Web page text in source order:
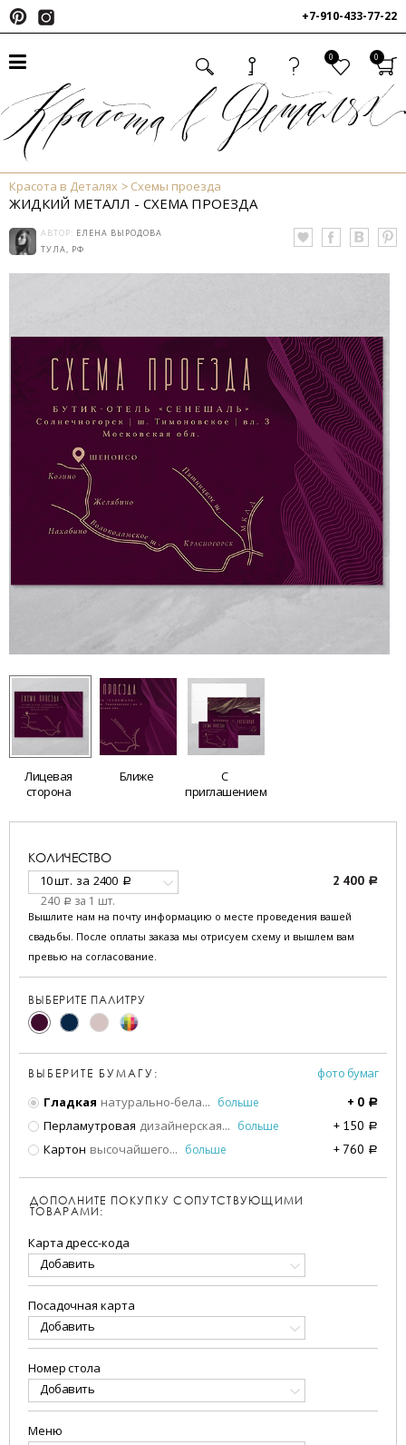
+7-910-433-77-22
0 0
Красота в Деталях Схемы проезда
ЖИДКИЙ МЕТАЛЛ - СХЕМА ПРОЕЗДА
АВТОР: ЕЛЕНА ВЫРОДОВА
ТУЛА, РФ
Лицевая
сторона
Ближе
С
приглашением
КОЛИЧЕСТВО
10 шт. за 2400 a
240 a за 1 шт.
2 400 a
Вышлите нам на почту информацию о месте проведения вашей
свадьбы. После оплаты заказа мы отрисуем схему и вышлем вам
превью на согласование.
ВЫБЕРИТЕ ПАЛИТРУ
ВЫБЕРИТЕ БУМАГУ:
фото бумаг
Гладкая натурально-бела... больше + 0 a
Перламутровая дизайнерская... больше + 150 a
Картон высочайшего... больше + 760 a
ДОПОЛНИТЕ ПОКУПКУ СОПУТСТВУЮЩИМИ
ТОВАРАМИ:
Карта дресс-кода
Добавить
Посадочная карта
Добавить
Номер стола
Добавить
Меню